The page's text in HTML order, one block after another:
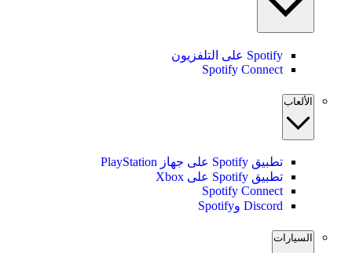
Spotify على التلفزيون
Spotify Connect
الألعاب
تطبيق Spotify على جهاز PlayStation
تطبيق Spotify على Xbox
Spotify Connect
Discord وSpotify
السيارات